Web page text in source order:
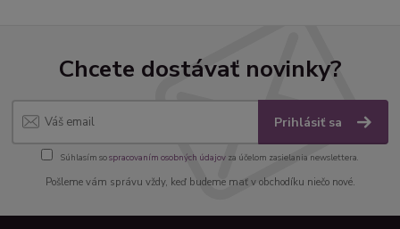
Chcete dostávať novinky?
Prihlásiť sa
Súhlasím sospracovaním osobných údajov za účelom zasielania newslettera.
Pošleme vám správu vždy, keď budeme mať v obchodíku niečo nové.